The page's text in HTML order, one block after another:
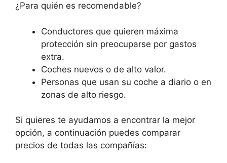
¿Para quién es recomendable?
Conductores que quieren máxima
protección sin preocuparse por gastos
extra.
Coches nuevos o de alto valor.
Personas que usan su coche a diario o en
zonas de alto riesgo.
Si quieres te ayudamos a encontrar la mejor
opción, a continuación puedes comparar
precios de todas las compañías: